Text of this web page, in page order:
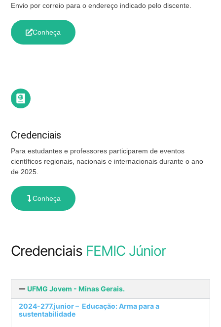
Envio por correio para o endereço indicado pelo discente.
Conheça
Credenciais
Para estudantes e professores participarem de eventos
científicos regionais, nacionais e internacionais durante o ano
de 2025.
Conheça
Credenciais FEMIC Júnior
UFMG Jovem - Minas Gerais.
2024-277.junior – Educação: Arma para a
sustentabilidade